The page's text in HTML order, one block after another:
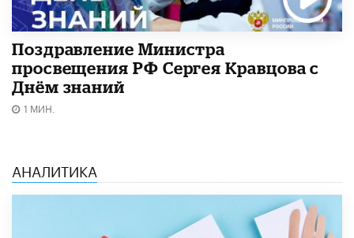
Поздравление Министра
просвещения РФ Сергея Кравцова с
Днём знаний
1 МИН.
АНАЛИТИКА